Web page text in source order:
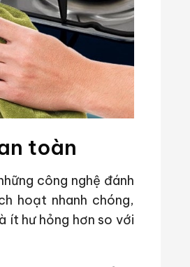
toàn
công nghệ đánh
hoạt nhanh chóng,
ít hư hỏng hơn so với